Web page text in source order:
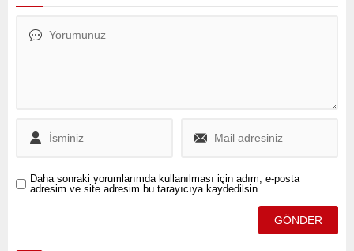
kişileri hedef alan
operasyon gerçekleştirdi.
yayıldı.
Daha sonraki yorumlarımda kullanılması için adım, e-posta
adresim ve site adresim bu tarayıcıya kaydedilsin.